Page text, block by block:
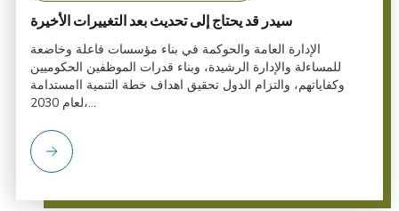
سيدر قد يحتاج إلى تحديث بعد التغييرات الأخيرة
الإدارة العامة والحوكمة في بناء مؤسسات فاعلة وخاضعة
للمساءلة والإدارة الرشيدة، وبناء قدرات الموظفين الحكوميين
وكفاياتهم، والتزام الدول تحقيق اهداف خطة التنمية اامستدامة
لعام 2030،...